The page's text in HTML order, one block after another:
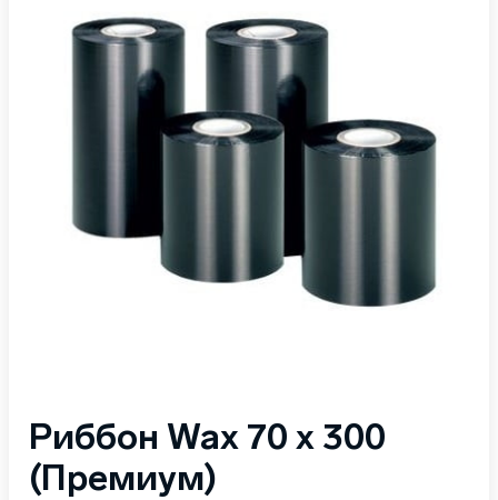
Риббон Wax 70 x 300
(Премиум)